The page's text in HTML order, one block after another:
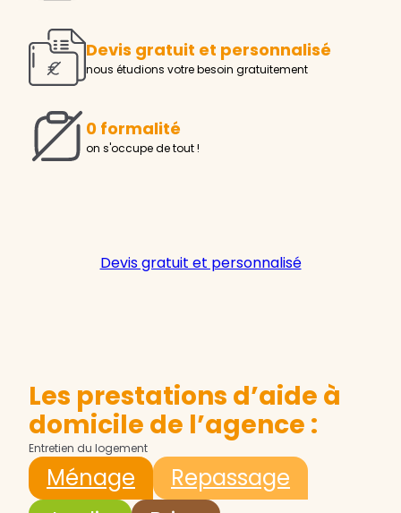
Devis gratuit et personnalisé
nous étudions votre besoin gratuitement
0 formalité
on s'occupe de tout !
Devis gratuit et personnalisé
Les prestations d’aide à
domicile de l’agence :
Entretien du logement
Ménage
Repassage